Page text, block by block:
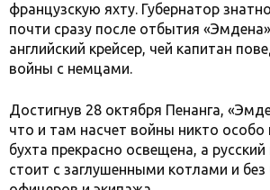
французскую яхту. Губернатор
почти сразу после отбытия
английский крейсер, чей капитан
войны с немцами.
Достигнув 28 октября Пенанга,
что и там насчет войны никто
бухта прекрасно освещена, а
стоит с заглушенными котлами и